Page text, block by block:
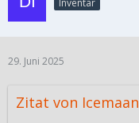
Inventar
29. Juni 2025
Zitat von Icemaan